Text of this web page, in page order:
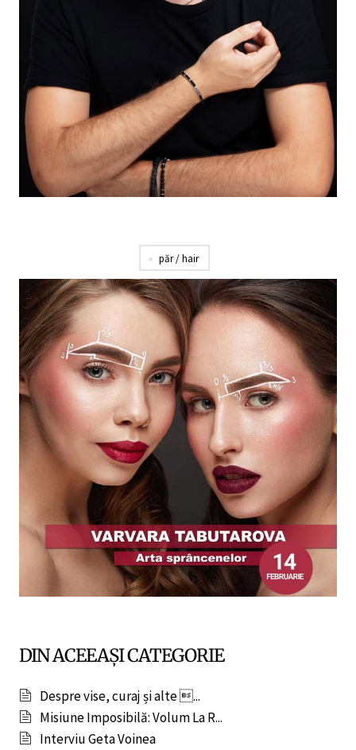
păr / hair
DIN ACEEAȘI CATEGORIE
Despre vise, curaj și alte ...
Misiune Imposibilă: Volum La R...
Interviu Geta Voinea